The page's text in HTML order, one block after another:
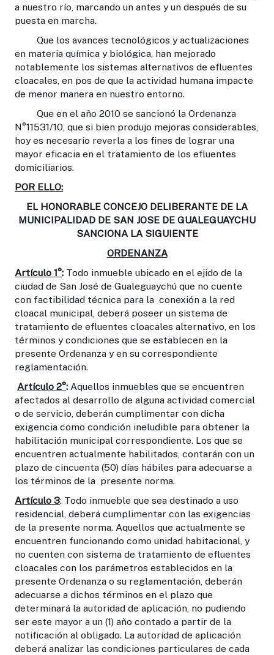
a nuestro río, marcando un antes y un después de su
puesta en marcha.
Que los avances tecnológicos y actualizaciones
en materia química y biológica, han mejorado
notablemente los sistemas alternativos de efluentes
cloacales, en pos de que la actividad humana impacte
de menor manera en nuestro entorno.
Que en el año 2010 se sancionó la Ordenanza
N°11531/10, que si bien produjo mejoras considerables,
hoy es necesario reverla a los fines de lograr una
mayor eficacia en el tratamiento de los efluentes
domiciliarios.
POR ELLO:
EL HONORABLE CONCEJO DELIBERANTE DE LA
MUNICIPALIDAD DE SAN JOSE DE GUALEGUAYCHU
SANCIONA LA SIGUIENTE
ORDENANZA
Artículo 1°: Todo inmueble ubicado en el ejido de la
ciudad de San José de Gualeguaychú que no cuente
con factibilidad técnica para la conexión a la red
cloacal municipal, deberá poseer un sistema de
tratamiento de efluentes cloacales alternativo, en los
términos y condiciones que se establecen en la
presente Ordenanza y en su correspondiente
reglamentación.
Artículo 2°: Aquellos inmuebles que se encuentren
afectados al desarrollo de alguna actividad comercial
o de servicio, deberán cumplimentar con dicha
exigencia como condición ineludible para obtener la
habilitación municipal correspondiente. Los que se
encuentren actualmente habilitados, contarán con un
plazo de cincuenta (50) días hábiles para adecuarse a
los términos de la presente norma.
Artículo 3: Todo inmueble que sea destinado a uso
residencial, deberá cumplimentar con las exigencias
de la presente norma. Aquellos que actualmente se
encuentren funcionando como unidad habitacional, y
no cuenten con sistema de tratamiento de efluentes
cloacales con los parámetros establecidos en la
presente Ordenanza o su reglamentación, deberán
adecuarse a dichos términos en el plazo que
determinará la autoridad de aplicación, no pudiendo
ser este mayor a un (1) año contado a partir de la
notificación al obligado. La autoridad de aplicación
deberá analizar las condiciones particulares de cada